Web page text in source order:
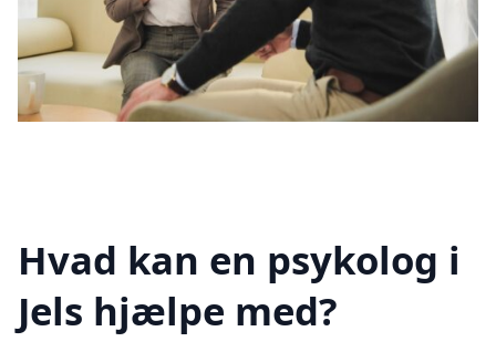
Hvad kan en psykolog i
Jels hjælpe med?